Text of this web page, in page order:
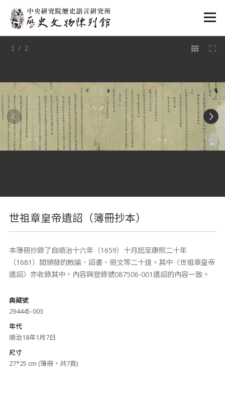
:::
1 / 2
世祖章皇帝遺詔（簿冊抄本）
本簿冊抄錄了自順治十六年（1659）十月起至康熙二十年
（1681）間頒發的敕諭、詔書、冊文等二十道。其中〈世祖章皇帝
遺詔〉亦收錄其中，內容與登錄號087506-001遺詔的內容一致。
典藏號
294445-003
年代
順治18年1月7日
尺寸
27*25 cm (簿冊，共7頁)